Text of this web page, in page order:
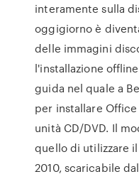
interamente sulla
oggigiorno è
delle immagini
l'installazione
guida nel quale a
per installare
unità CD/DVD. Il
quello di utilizzare
2010, scaricabile